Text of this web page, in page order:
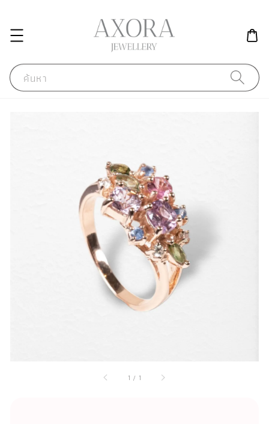
ค้นหา
1 / 1